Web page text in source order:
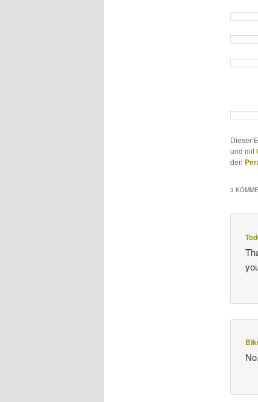
Dieser
und mit
den
3